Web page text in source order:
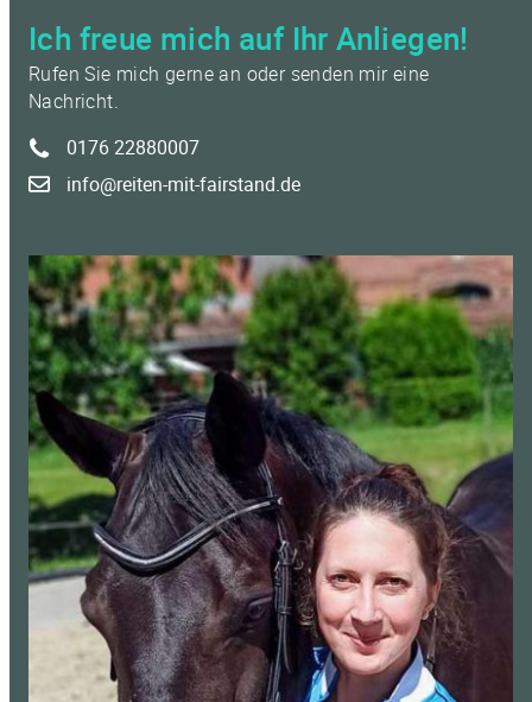
Ich freue mich auf Ihr Anliegen!
Rufen Sie mich gerne an oder senden mir eine
Nachricht.
0176 22880007
info@reiten-mit-fairstand.de